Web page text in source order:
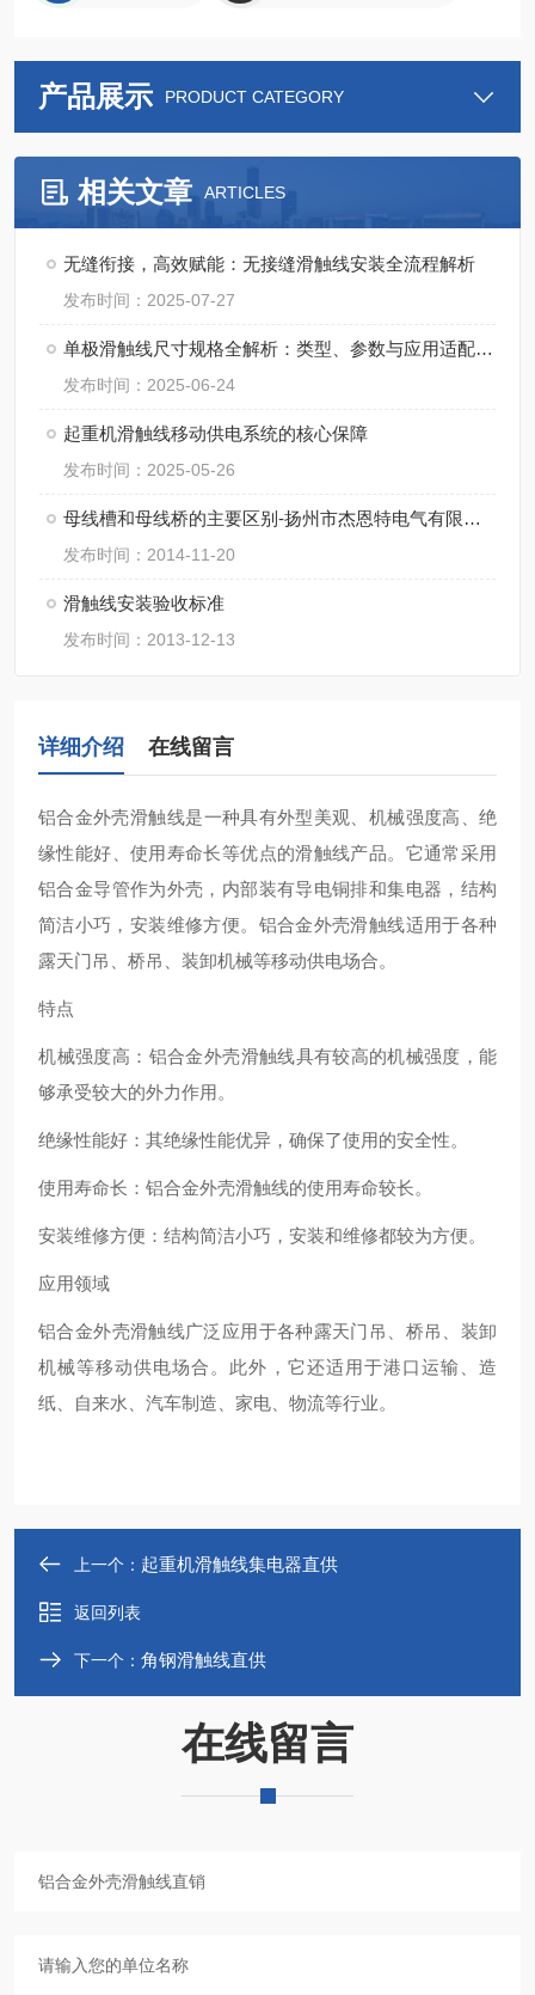
产品展示 PRODUCT CATEGORY
相关文章 ARTICLES
无缝衔接，高效赋能：无接缝滑触线安装全流程解析
发布时间：2025-07-27
单极滑触线尺寸规格全解析：类型、参数与应用适配指南
发布时间：2025-06-24
起重机滑触线移动供电系统的核心保障
发布时间：2025-05-26
母线槽和母线桥的主要区别-扬州市杰恩特电气有限公司
发布时间：2014-11-20
滑触线安装验收标准
发布时间：2013-12-13
详细介绍 在线留言
铝合金外壳滑触线‌是一种具有外型美观、机械强度高、绝
缘性能好、使用寿命长等优点的滑触线产品。它通常采用
铝合金导管作为外壳，内部装有导电铜排和集电器，结构
简洁小巧，安装维修方便‌。铝合金外壳滑触线适用于各种
露天门吊、桥吊、装卸机械等移动供电场合‌。
特点
‌机械强度高‌：铝合金外壳滑触线具有较高的机械强度，能
够承受较大的外力作用。
‌绝缘性能好‌：其绝缘性能优异，确保了使用的安全性。
‌使用寿命长‌：铝合金外壳滑触线的使用寿命较长。
‌安装维修方便‌：结构简洁小巧，安装和维修都较为方便‌。
应用领域
铝合金外壳滑触线广泛应用于各种露天门吊、桥吊、装卸
机械等移动供电场合。此外，它还适用于港口运输、造
纸、自来水、汽车制造、家电、物流等行业‌。
上一个： 起重机滑触线集电器直供
返回列表
下一个： 角钢滑触线直供
在线留言